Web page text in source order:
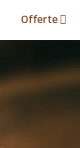
Offerte